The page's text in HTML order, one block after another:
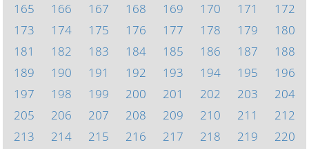
165
166 167 168 169 170 171
172
173
174 175 176 177 178 179
180
181
182 183 184 185 186 187
188
189
190 191 192 193 194 195
196
197
198 199 200 201 202 203
204
205
206 207 208 209 210 211
212
213
214 215 216 217 218 219
220